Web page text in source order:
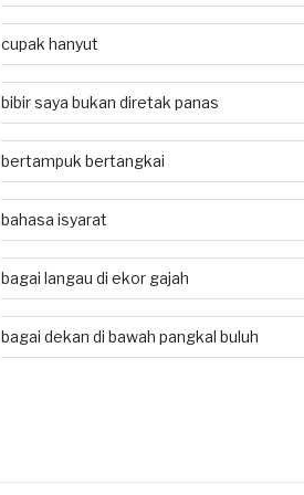
cupak hanyut
bibir saya bukan diretak panas
bertampuk bertangkai
bahasa isyarat
bagai langau di ekor gajah
bagai dekan di bawah pangkal buluh